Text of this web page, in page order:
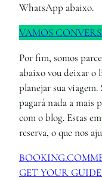
WhatsApp abaixo.
VAMOS
Por fim, somos
abaixo vou deixar o
planejar sua
pagará nada a mais
com o blog. Estas
reserva, o que nos
BOOKING.COM
GET YOUR GUIDE